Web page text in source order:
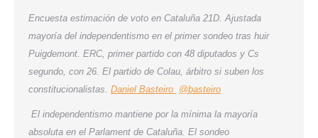
Encuesta estimación de voto en Cataluña 21D. Ajustada
mayoría del independentismo en el primer sondeo tras huir
Puigdemont. ERC, primer partido con 48 diputados y Cs
segundo, con 26. El partido de Colau, árbitro si suben los
constitucionalistas. Daniel Basteiro @basteiro
El independentismo mantiene por la mínima la mayoría
absoluta en el Parlament de Cataluña. El sondeo